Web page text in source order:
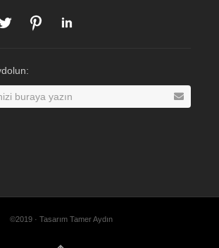
Twitter Pinterest
©2019 · Tasarım Tamer Aydın